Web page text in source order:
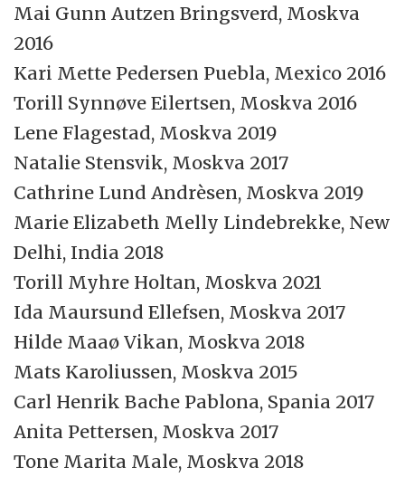
Mai Gunn Autzen Bringsverd, Moskva
2016
Kari Mette Pedersen Puebla, Mexico 2016
Torill Synnøve Eilertsen, Moskva 2016
Lene Flagestad, Moskva 2019
Natalie Stensvik, Moskva 2017
Cathrine Lund Andrèsen, Moskva 2019
Marie Elizabeth Melly Lindebrekke, New
Delhi, India 2018
Torill Myhre Holtan, Moskva 2021
Ida Maursund Ellefsen, Moskva 2017
Hilde Maaø Vikan, Moskva 2018
Mats Karoliussen, Moskva 2015
Carl Henrik Bache Pablona, Spania 2017
Anita Pettersen, Moskva 2017
Tone Marita Male, Moskva 2018